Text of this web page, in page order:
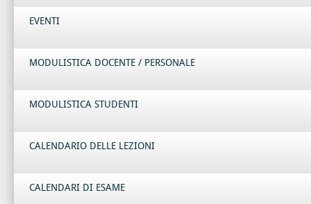
EVENTI
MODULISTICA DOCENTE / PERSONALE
MODULISTICA STUDENTI
CALENDARIO DELLE LEZIONI
CALENDARI DI ESAME